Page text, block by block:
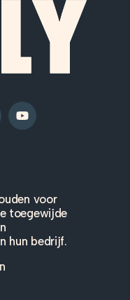
voor
toegewijde
hun bedrijf.